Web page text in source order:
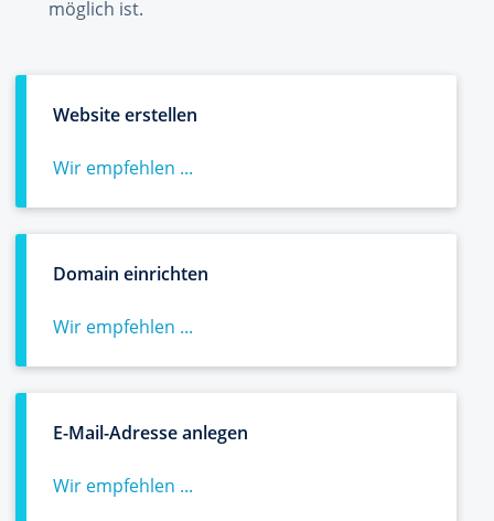
möglich ist.
Website erstellen
Wir empfehlen ...
Domain einrichten
Wir empfehlen ...
E-Mail-Adresse anlegen
Wir empfehlen ...